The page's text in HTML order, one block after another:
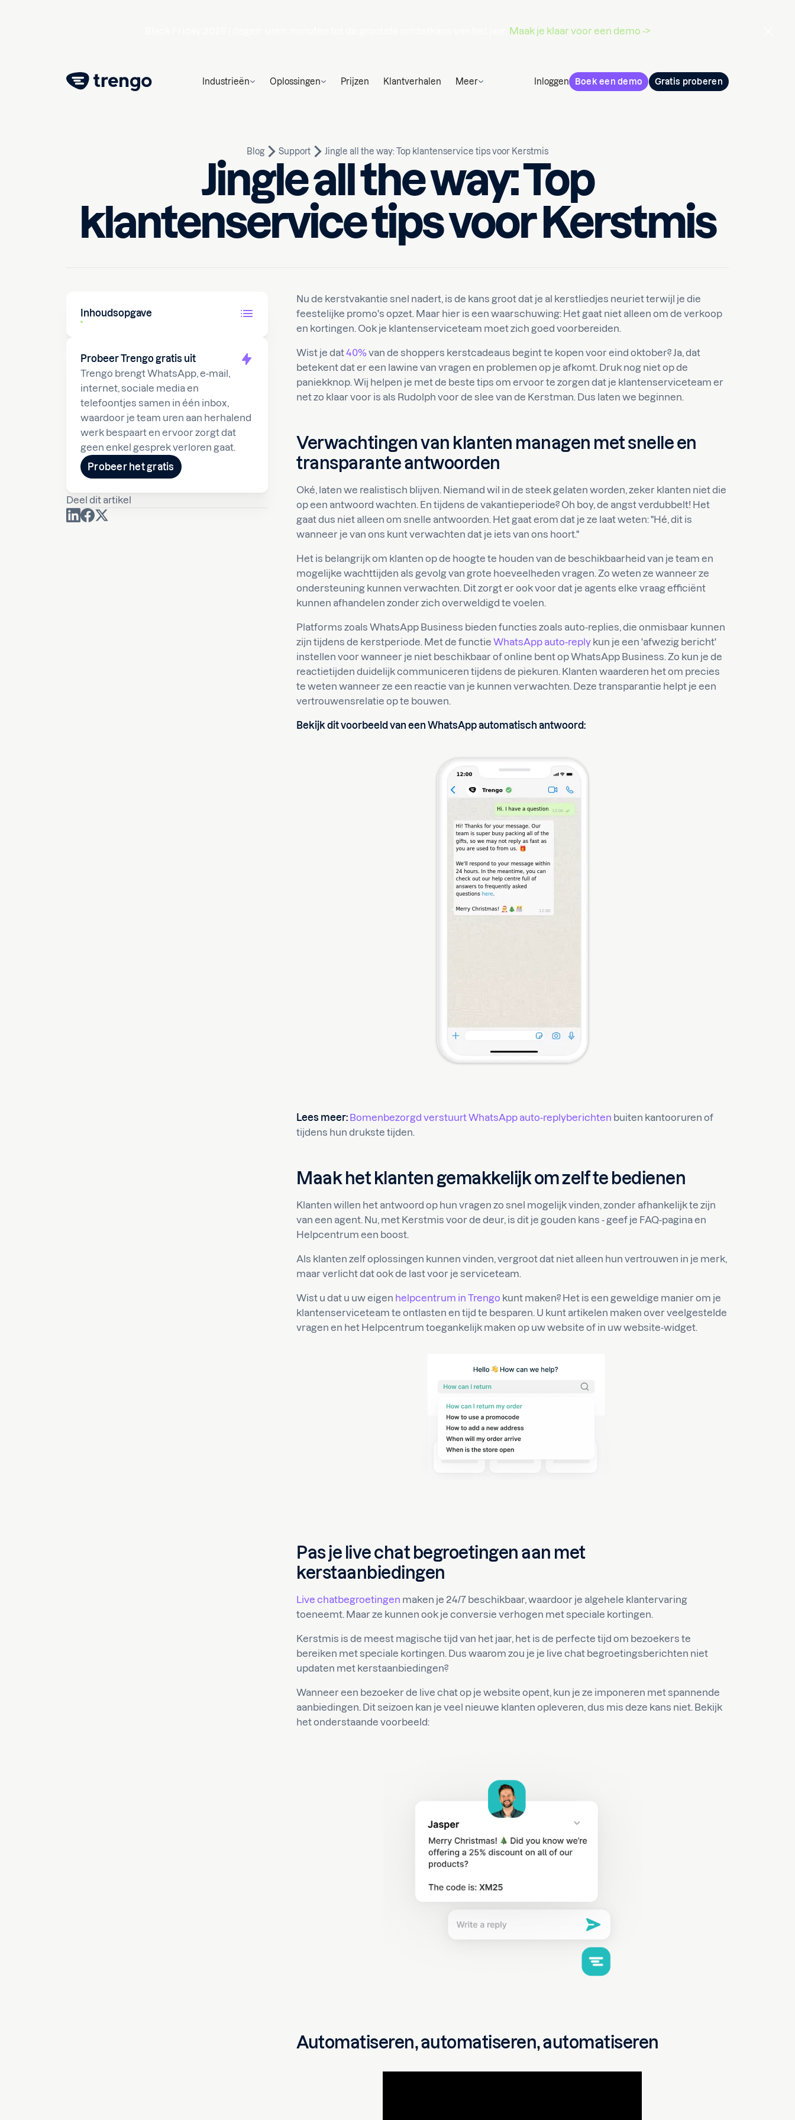
Maak je klaar voor een demo ->
Industrieën Oplossingen Prijzen Klantverhalen Meer Inloggen Boek een demo Gratis proberen
Blog Support Jingle all the way: Top klantenservice tips voor Kerstmis
Jingle all the way: Top
klantenservice tips voor Kerstmis
12 september 2023 10 min lezen
Geschreven door
Yagmur
Inhoudsopgave
Probeer Trengo gratis uit
Trengo brengt WhatsApp, e-mail,
internet, sociale media en
telefoontjes samen in één inbox,
waardoor je team uren aan herhalend
werk bespaart en ervoor zorgt dat
geen enkel gesprek verloren gaat.
Probeer het gratis
Deel dit artikel
Nu de kerstvakantie snel nadert, is de kans groot dat je al kerstliedjes neuriet terwijl je die
feestelijke promo's opzet. Maar hier is een waarschuwing: Het gaat niet alleen om de verkoop
en kortingen. Ook je klantenserviceteam moet zich goed voorbereiden.
Wist je dat40%van de shoppers kerstcadeaus begint te kopen voor eind oktober? Ja, dat
betekent dat er een lawine van vragen en problemen op je afkomt. Druk nog niet op de
paniekknop. Wij helpen je met de beste tips om ervoor te zorgen dat je klantenserviceteam er
net zo klaar voor is als Rudolph voor de slee van de Kerstman. Dus laten we beginnen.
Verwachtingen van klanten managen met snelle en
transparante antwoorden
Oké, laten we realistisch blijven. Niemand wil in de steek gelaten worden, zeker klanten niet die
op een antwoord wachten. En tijdens de vakantieperiode? Oh boy, de angst verdubbelt! Het
gaat dus niet alleen om snelle antwoorden. Het gaat erom dat je ze laat weten: "Hé, dit is
wanneer je van ons kunt verwachten dat je iets van ons hoort."
Het is belangrijk om klanten op de hoogte te houden van de beschikbaarheid van je team en
mogelijke wachttijden als gevolg van grote hoeveelheden vragen. Zo weten ze wanneer ze
ondersteuning kunnen verwachten. Dit zorgt er ook voor dat je agents elke vraag efficiënt
kunnen afhandelen zonder zich overweldigd te voelen.
Platforms zoals WhatsApp Business bieden functies zoals auto-replies, die onmisbaar kunnen
zijn tijdens de kerstperiode. Met de functieWhatsApp auto-reply kun je een 'afwezig bericht'
instellen voor wanneer je niet beschikbaar of online bent op WhatsApp Business. Zo kun je de
reactietijden duidelijk communiceren tijdens de piekuren. Klanten waarderen het om precies
te weten wanneer ze een reactie van je kunnen verwachten. Deze transparantie helpt je een
vertrouwensrelatie op te bouwen.
Bekijk dit voorbeeld van een WhatsApp automatisch antwoord:
Lees meer: Bomenbezorgd verstuurt WhatsApp auto-replyberichten buiten kantooruren of
tijdens hun drukste tijden.
Maak het klanten gemakkelijk om zelf te bedienen
Klanten willen het antwoord op hun vragen zo snel mogelijk vinden, zonder afhankelijk te zijn
van een agent. Nu, met Kerstmis voor de deur, is dit je gouden kans - geef je FAQ-pagina en
Helpcentrum een boost.
Als klanten zelf oplossingen kunnen vinden, vergroot dat niet alleen hun vertrouwen in je merk,
maar verlicht dat ook de last voor je serviceteam.
Wist u dat u uw eigen helpcentrum in Trengo kunt maken? Het is een geweldige manier om je
klantenserviceteam te ontlasten en tijd te besparen. U kunt artikelen maken over veelgestelde
vragen en het Helpcentrum toegankelijk maken op uw website of in uw website-widget.
Pas je live chat begroetingen aan met
kerstaanbiedingen
Live chatbegroetingen maken je 24/7 beschikbaar, waardoor je algehele klantervaring
toeneemt. Maar ze kunnen ook je conversie verhogen met speciale kortingen.
Kerstmis is de meest magische tijd van het jaar, het is de perfecte tijd om bezoekers te
bereiken met speciale kortingen. Dus waarom zou je je live chat begroetingsberichten niet
updaten met kerstaanbiedingen?
Wanneer een bezoeker de live chat op je website opent, kun je ze imponeren met spannende
aanbiedingen. Dit seizoen kan je veel nieuwe klanten opleveren, dus mis deze kans niet. Bekijk
het onderstaande voorbeeld:
Automatiseren, automatiseren, automatiseren